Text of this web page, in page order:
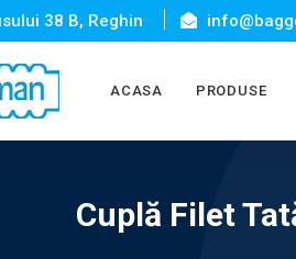
38 B, Reghin
ACASA PRODUSE
Cuplă Filet